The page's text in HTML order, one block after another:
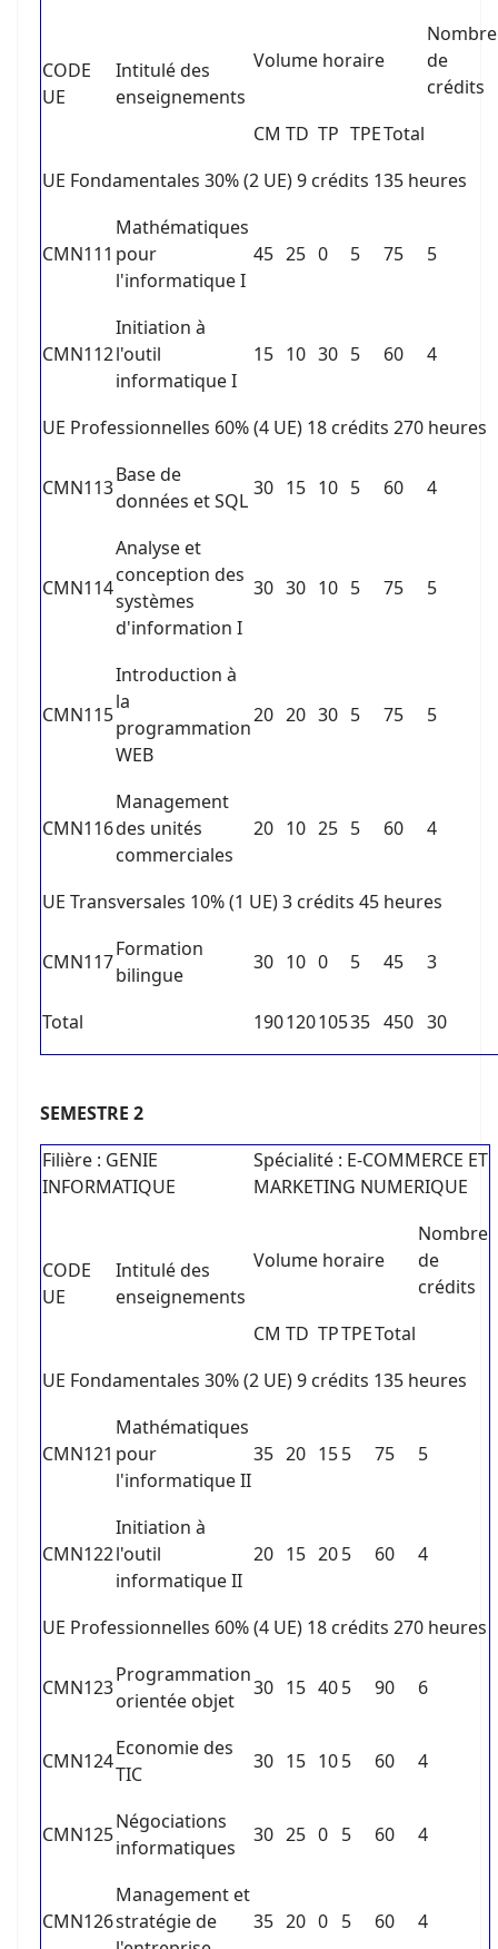
CODE
UE
Intitulé des
enseignements
Volume horaire
Nombre
de
crédits
CM TD TP TPETotal
UE Fondamentales 30% (2 UE) 9 crédits 135 heures
CMN111
Mathématiques
pour
l'informatique I
45 25 0 5 75 5
CMN112
Initiation à
l'outil
informatique I
15 10 30 5 60 4
UE Professionnelles 60% (4 UE) 18 crédits 270 heures
CMN113
Base de
données et SQL
30 15 10 5 60 4
CMN114
Analyse et
conception des
systèmes
d'information I
30 30 10 5 75 5
CMN115
Introduction à
la
programmation
WEB
20 20 30 5 75 5
CMN116
Management
des unités
commerciales
20 10 25 5 60 4
UE Transversales 10% (1 UE) 3 crédits 45 heures
CMN117
Formation
bilingue
30 10 0 5 45 3
Total 19012010535 450 30
SEMESTRE 2
Filière : GENIE
INFORMATIQUE
Spécialité : E-COMMERCE ET
MARKETING NUMERIQUE
CODE
UE
Intitulé des
enseignements
Volume horaire
Nombre
de
crédits
CM TD TPTPETotal
UE Fondamentales 30% (2 UE) 9 crédits 135 heures
CMN121
Mathématiques
pour
l'informatique II
35 20 155 75 5
CMN122
Initiation à
l'outil
informatique II
20 15 205 60 4
UE Professionnelles 60% (4 UE) 18 crédits 270 heures
CMN123
Programmation
orientée objet
30 15 405 90 6
CMN124
Economie des
TIC
30 15 105 60 4
CMN125
Négociations
informatiques
30 25 0 5 60 4
CMN126
Management et
stratégie de
35 20 0 5 60 4